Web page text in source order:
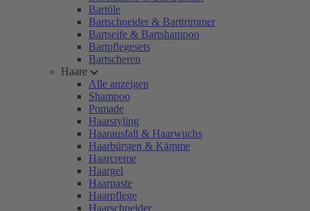
Bartöle
Bartschneider & Barttrimmer
Bartseife & Bartshampoo
Bartpflegesets
Bartscheren
Haare
Alle anzeigen
Shampoo
Pomade
Haarstyling
Haarausfall & Haarwuchs
Haarbürsten & Kämme
Haarcreme
Haargel
Haarpaste
Haarpflege
Haarschneider